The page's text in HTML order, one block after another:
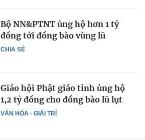
CHIA SẺ
Bộ NN&PTNT ủng hộ hơn 1 tỷ
đồng tới đồng bào vùng lũ
VĂN HÓA - GIẢI TRÍ
Giáo hội Phật giáo tỉnh ủng hộ
1,2 tỷ đồng cho đồng bào lũ lụt